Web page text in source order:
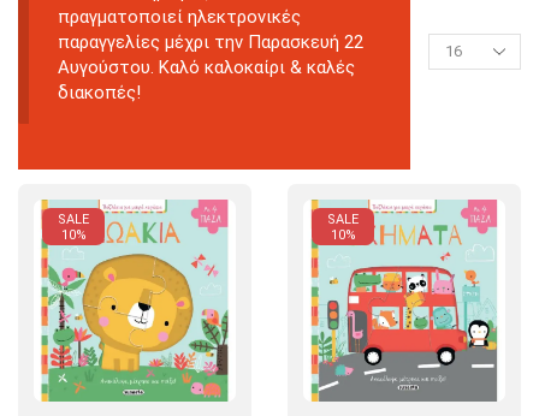
πραγματοποιεί ηλεκτρονικές
παραγγελίες μέχρι την Παρασκευή 22
Αυγούστου. Καλό καλοκαίρι & καλές
διακοπές!
SALE
10%
SALE
10%